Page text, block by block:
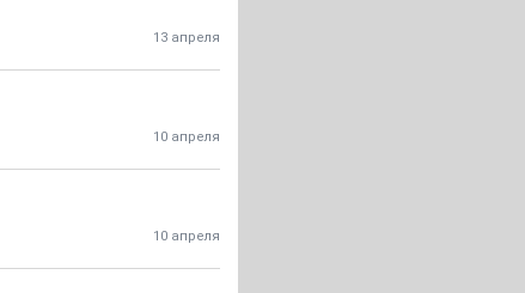
13 апреля
10 апреля
10 апреля